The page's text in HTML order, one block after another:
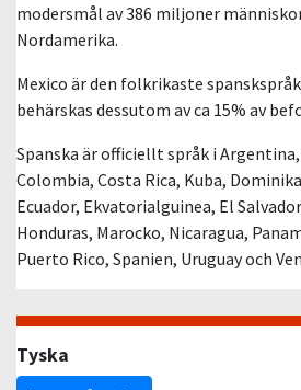
modersmål av 386 miljoner
Nordamerika.
Mexico är den folkrikaste
behärskas dessutom av ca 15% av
Spanska är officiellt språk i
Colombia, Costa Rica, Kuba,
Ecuador, Ekvatorialguinea, El
Honduras, Marocko, Nicaragua,
Puerto Rico, Spanien, Uruguay och
Tyska